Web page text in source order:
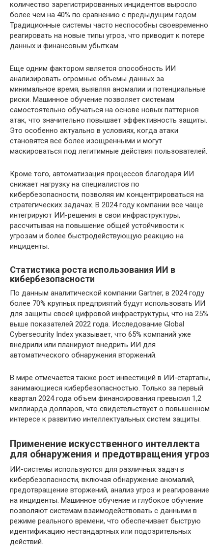
количество зарегистрированных инцидентов выросло
более чем на 40% по сравнению с предыдущим годом.
Традиционные системы часто неспособны своевременно
реагировать на новые типы угроз, что приводит к потере
данных и финансовым убыткам.
Еще одним фактором является способность ИИ
анализировать огромные объемы данных за
минимальное время, выявляя аномалии и потенциальные
риски. Машинное обучение позволяет системам
самостоятельно обучаться на основе новых паттернов
атак, что значительно повышает эффективность защиты.
Это особенно актуально в условиях, когда атаки
становятся все более изощренными и могут
маскироваться под легитимные действия пользователей.
Кроме того, автоматизация процессов благодаря ИИ
снижает нагрузку на специалистов по
кибербезопасности, позволяя им концентрироваться на
стратегических задачах. В 2024 году компании все чаще
интегрируют ИИ-решения в свои инфраструктуры,
рассчитывая на повышение общей устойчивости к
угрозам и более быстродействующую реакцию на
инциденты.
Статистика роста использования ИИ в
кибербезопасности
По данным аналитической компании Gartner, в 2024 году
более 70% крупных предприятий будут использовать ИИ
для защиты своей цифровой инфраструктуры, что на 25%
выше показателей 2022 года. Исследование Global
Cybersecurity Index указывает, что 65% компаний уже
внедрили или планируют внедрить ИИ для
автоматического обнаружения вторжений.
В мире отмечается также рост инвестиций в ИИ-стартапы,
занимающиеся кибербезопасностью. Только за первый
квартал 2024 года объем финансирования превысил 1,2
миллиарда долларов, что свидетельствует о повышенном
интересе к развитию интеллектуальных систем защиты.
Применение искусственного интеллекта
для обнаружения и предотвращения угроз
ИИ-системы используются для различных задач в
кибербезопасности, включая обнаружение аномалий,
предотвращение вторжений, анализ угроз и реагирование
на инциденты. Машинное обучение и глубокое обучение
позволяют системам взаимодействовать с данными в
режиме реального времени, что обеспечивает быструю
идентификацию нестандартных или подозрительных
действий.